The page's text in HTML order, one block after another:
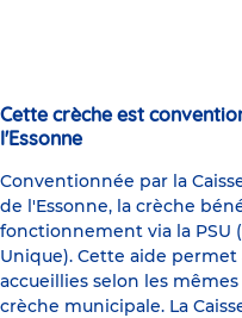
Cette crèche est
l'Essonne
Conventionnée par la
de l'Essonne, la crèche
fonctionnement via la PSU
Unique). Cette aide permet
accueillies selon les
crèche municipale. La